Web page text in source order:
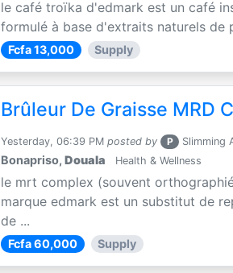
le café troïka d'edmark est un café
formulé à base d'extraits naturels de
Fcfa 13,000 Supply
Brûleur De Graisse MRD
Yesterday, 06:39 PM posted by P Slimming
Bonapriso,Douala Health & Wellness
le mrt complex (souvent
marque edmark est un substitut de
de ...
Fcfa 60,000 Supply